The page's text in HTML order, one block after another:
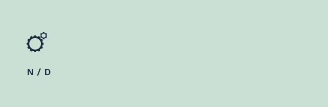
N / D